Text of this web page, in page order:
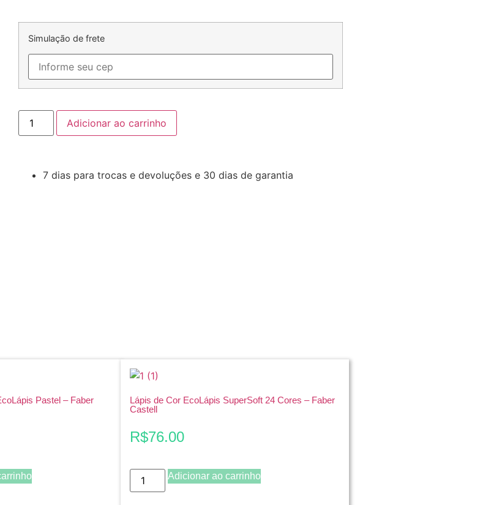
Simulação de frete
Adicionar ao carrinho
7 dias para trocas e devoluções e 30 dias de garantia
Pastel – Faber
Lápis de Cor EcoLápis SuperSoft 24 Cores – Faber
Castell
R$76.00
Adicionar ao carrinho